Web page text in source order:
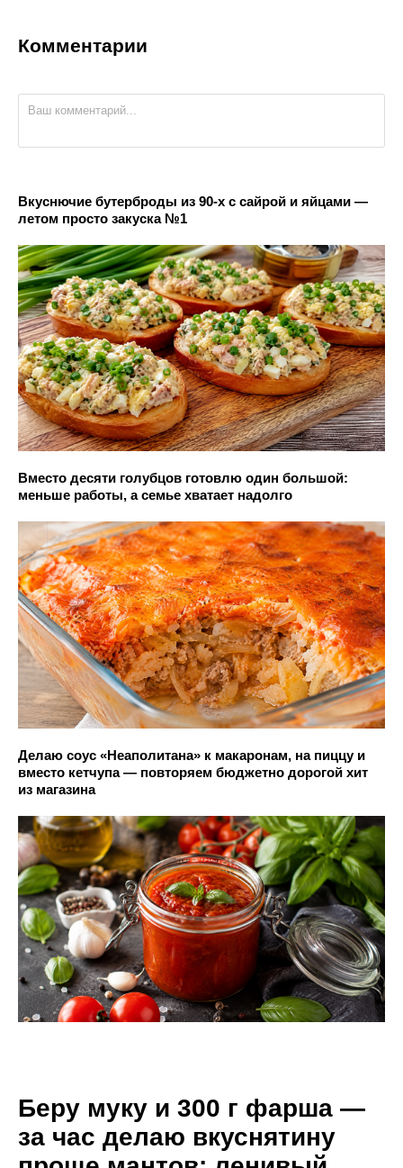
Комментарии
Вкуснючие бутерброды из 90-х с сайрой и яйцами —
летом просто закуска №1
Вместо десяти голубцов готовлю один большой:
меньше работы, а семье хватает надолго
Делаю соус «Неаполитана» к макаронам, на пиццу и
вместо кетчупа — повторяем бюджетно дорогой хит
из магазина
Беру муку и 300 г фарша —
за час делаю вкуснятину